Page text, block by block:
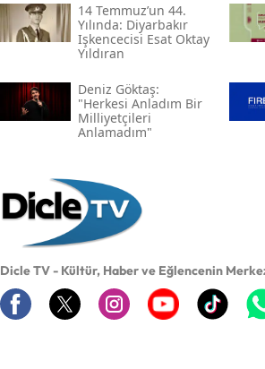
14 Temmuz’un 44.
Yılında: Diyarbakır
Işkencecisi Esat Oktay
Yıldıran
Deniz Göktaş:
"herkesi Anladım Bir
Milliyetçileri
Anlamadım"
Dicle TV - Kültür, Haber ve Eğlencenin